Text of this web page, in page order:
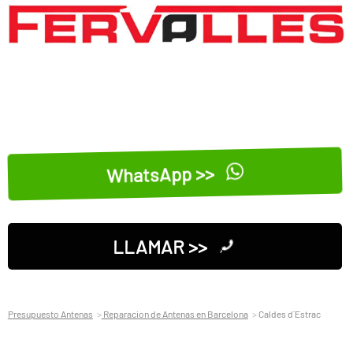
WhatsApp >>
LLAMAR >>
Presupuesto Antenas Reparacion de Antenas en Barcelona Caldes d´Estrac